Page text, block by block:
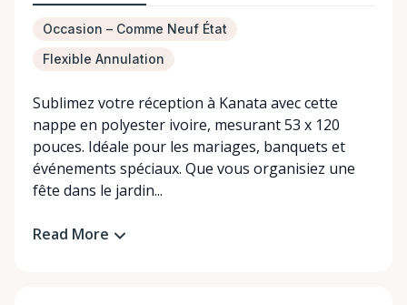
Occasion – Comme Neuf État
Flexible Annulation
Sublimez votre réception à Kanata avec cette
nappe en polyester ivoire, mesurant 53 x 120
pouces. Idéale pour les mariages, banquets et
événements spéciaux. Que vous organisiez une
fête dans le jardin...
Read More